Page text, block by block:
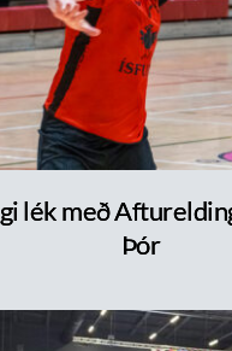
lék með
Þór